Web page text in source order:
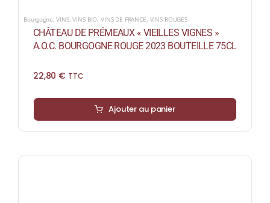
Bourgogne ,VINS,VINS BIO VINS DE FRANCE VINS ROUGES
CHÂTEAU DE PRÉMEAUX « VIEILLES VIGNES »
A.O.C. BOURGOGNE ROUGE 2023 BOUTEILLE 75CL
22,80 € TTC
Ajouter au panier